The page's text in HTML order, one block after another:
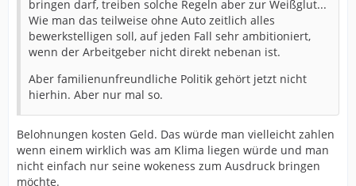
bringen darf, treiben solche Regeln aber zur Weißglut...
Wie man das teilweise ohne Auto zeitlich alles
bewerkstelligen soll, auf jeden Fall sehr ambitioniert,
wenn der Arbeitgeber nicht direkt nebenan ist.
Aber familienunfreundliche Politik gehört jetzt nicht
hierhin. Aber nur mal so.
Belohnungen kosten Geld. Das würde man vielleicht zahlen
wenn einem wirklich was am Klima liegen würde und man
nicht einfach nur seine wokeness zum Ausdruck bringen
möchte.